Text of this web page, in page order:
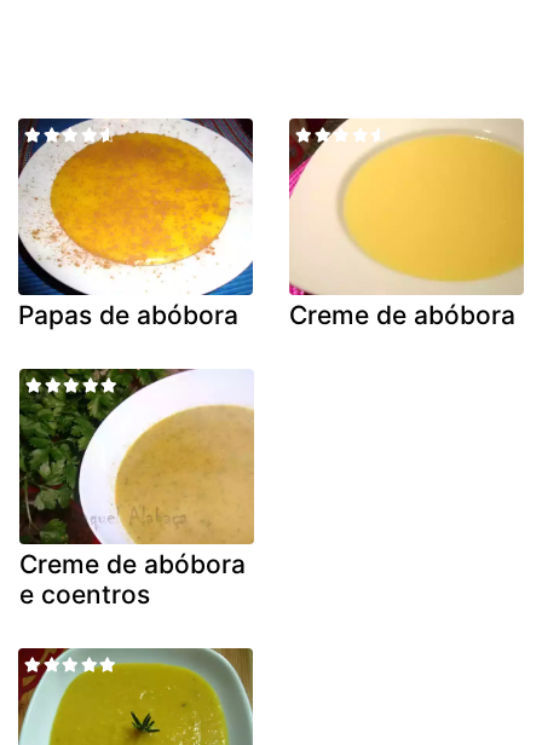
Papas de abóbora Creme de abóbora
Creme de abóbora
e coentros